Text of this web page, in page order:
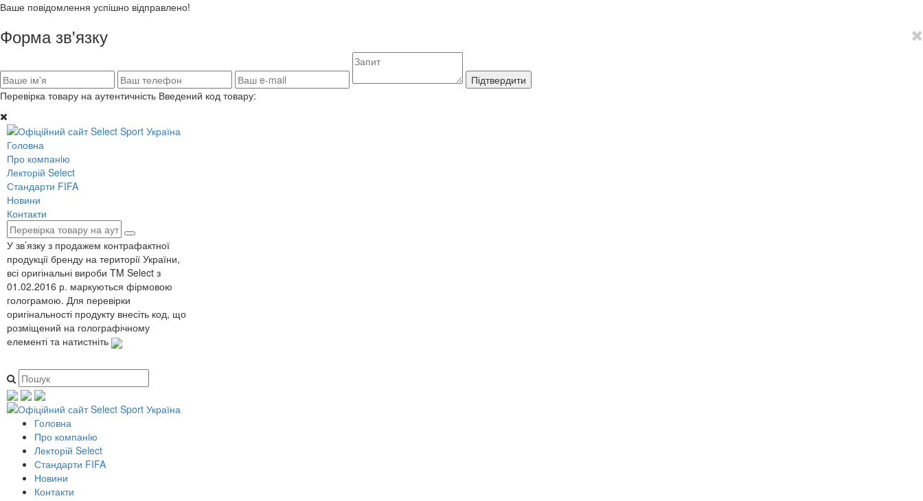
Ваше повідомлення успішно відправлено!
Форма зв'язку
Підтвердити
Перевірка товару на аутентичність Введений код товару:
Головна
Про компанiю
Лекторій Select
Стандарти FIFA
Новини
Контакти
У зв’язку з продажем контрафактної
продукції бренду на території України,
всі оригінальні вироби TM Select з
01.02.2016 р. маркуються фірмовою
голограмою. Для перевірки
оригінальності продукту внесіть код, що
розміщений на голографічному
елементі та натистніть
Головна
Про компанiю
Лекторій Select
Стандарти FIFA
Новини
Контакти